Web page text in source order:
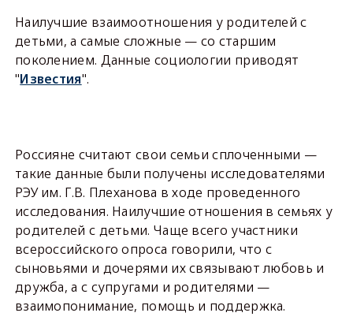
Наилучшие взаимоотношения у родителей с
детьми, а самые сложные — со старшим
поколением. Данные социологии приводят
"Известия".
Россияне считают свои семьи сплоченными —
такие данные были получены исследователями
РЭУ им. Г.В. Плеханова в ходе проведенного
исследования. Наилучшие отношения в семьях у
родителей с детьми. Чаще всего участники
всероссийского опроса говорили, что с
сыновьями и дочерями их связывают любовь и
дружба, а с супругами и родителями —
взаимопонимание, помощь и поддержка.